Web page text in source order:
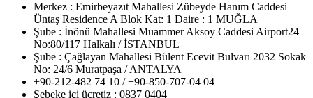
Merkez : Emirbeyazıt Mahallesi Zübeyde Hanım Caddesi
Üntaş Residence A Blok Kat: 1 Daire : 1 MUĞLA
Şube : İnönü Mahallesi Muammer Aksoy Caddesi Airport24
No:80/117 Halkalı / İSTANBUL
Şube : Çağlayan Mahallesi Bülent Ecevit Bulvarı 2032 Sokak
No: 24/6 Muratpaşa / ANTALYA
+90-212-482 74 10 / +90-850-707-04 04
Şebeke içi ücretiz : 0837 0404